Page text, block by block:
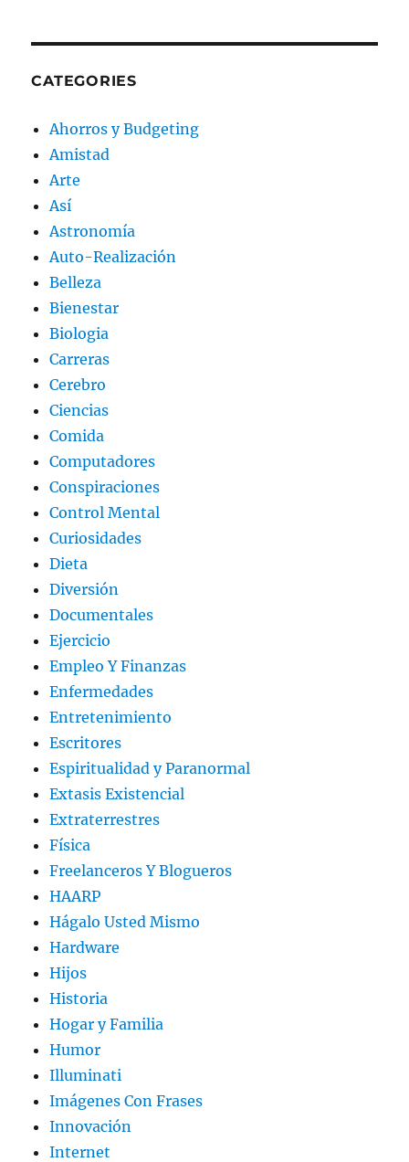
CATEGORIES
Ahorros y Budgeting
Amistad
Arte
Así
Astronomía
Auto-Realización
Belleza
Bienestar
Biologia
Carreras
Cerebro
Ciencias
Comida
Computadores
Conspiraciones
Control Mental
Curiosidades
Dieta
Diversión
Documentales
Ejercicio
Empleo Y Finanzas
Enfermedades
Entretenimiento
Escritores
Espiritualidad y Paranormal
Extasis Existencial
Extraterrestres
Física
Freelanceros Y Blogueros
HAARP
Hágalo Usted Mismo
Hardware
Hijos
Historia
Hogar y Familia
Humor
Illuminati
Imágenes Con Frases
Innovación
Internet